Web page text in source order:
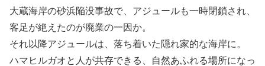
大蔵海岸の砂浜陥没事故で、アジュールも一時閉鎖され、
客足が絶えたのが廃業の一因か。
それ以降アジュールは、落ち着いた隠れ家的な海岸に。
ハマヒルガオと人が共存できる、自然あふれる場所になっ